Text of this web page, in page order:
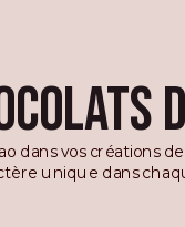
dans vos créations
unique dans